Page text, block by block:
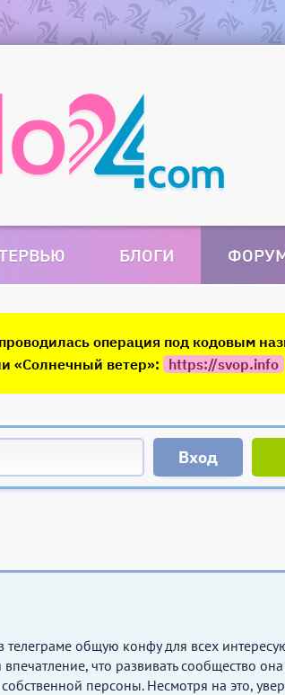
БЛОГИ
операция под кодовым
«Солнечный ветер»: https://svop.info
общую конфу для всех
что развивать сообщество
персоны. Несмотря на это,